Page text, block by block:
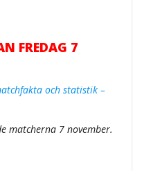
FREDAG 7
och statistik –
matcherna 7 november.